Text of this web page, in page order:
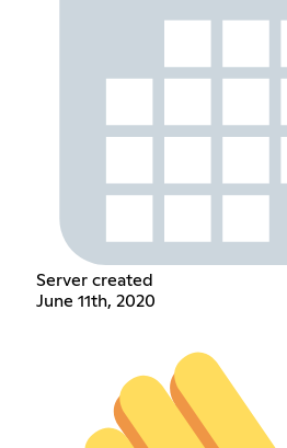
Server created
June 11th, 2020